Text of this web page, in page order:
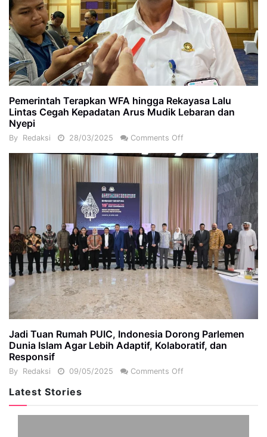
Pemerintah Terapkan WFA hingga Rekayasa Lalu
Lintas Cegah Kepadatan Arus Mudik Lebaran dan
Nyepi
By Redaksi 28/03/2025 Comments Off
Jadi Tuan Rumah PUIC, Indonesia Dorong Parlemen
Dunia Islam Agar Lebih Adaptif, Kolaboratif, dan
Responsif
By Redaksi 09/05/2025 Comments Off
Latest Stories